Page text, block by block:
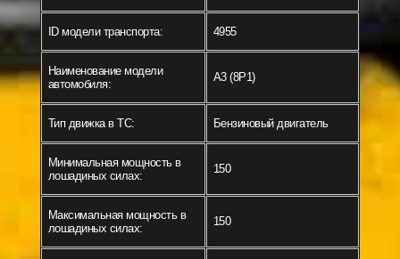
ID модели транспорта: 4955
Наименование модели
автомобиля:
A3 (8P1)
Тип движка в ТС: Бензиновый двигатель
Минимальная мощность в
лошадиных силах:
150
Максимальная мощность в
лошадиных силах:
150